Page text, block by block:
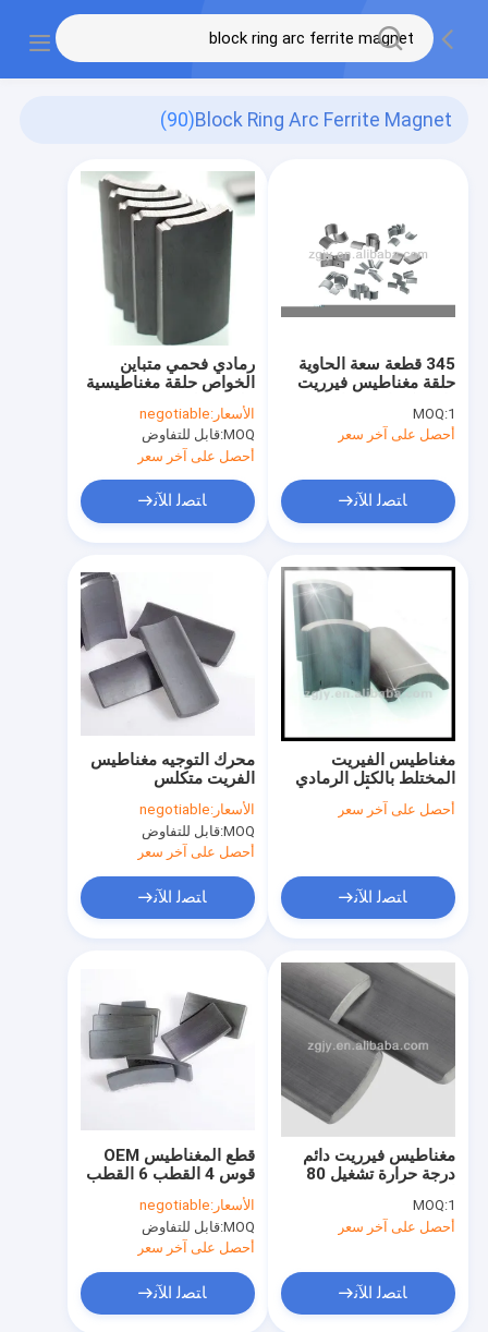
Block Ring Arc Ferrite Magnet
(90)
رمادي فحمي متباين
الخواص حلقة مغناطيسية
على شكل قوس
الأسعار:negotiable
MOQ: قابل للتفاوض
أحصل على آخر سعر
ﺎﺘﺼﻟ ﺍﻶﻧ
345 قطعة سعة الحاوية
حلقة مغناطيس فيرريت
لمحركات كهربائية
MOQ:1
أحصل على آخر سعر
ﺎﺘﺼﻟ ﺍﻶﻧ
محرك التوجيه مغناطيس
الفريت متكلس
الأسعار:negotiable
MOQ: قابل للتفاوض
أحصل على آخر سعر
ﺎﺘﺼﻟ ﺍﻶﻧ
مغناطيس الفيريت
المختلط بالكتل الرمادي
الداكن إلى الأسود الالوان
أحصل على آخر سعر
ﺎﺘﺼﻟ ﺍﻶﻧ
قطع المغناطيس OEM
قوس 4 القطب 6 القطب
محرك ACG JC-Y4350
الأسعار:negotiable
MOQ: قابل للتفاوض
أحصل على آخر سعر
ﺎﺘﺼﻟ ﺍﻶﻧ
مغناطيس فيرريت دائم
درجة حرارة تشغيل 80
مقاومة كهربائية عالية
للصناعة
MOQ:1
أحصل على آخر سعر
ﺎﺘﺼﻟ ﺍﻶﻧ